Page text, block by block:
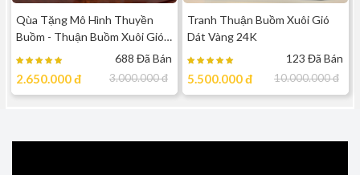
Qùa Tặng Mô Hình Thuyền
Buồm - Thuận Buồm Xuôi Gió
Dát Vàng 24k - TBT07 ( cỡ
688 Đã Bán
2.650.000đ 3.000.000đ
Tranh Thuận Buồm Xuôi Gió
Dát Vàng 24K
123 Đã Bán
5.500.000đ 10.000.000đ